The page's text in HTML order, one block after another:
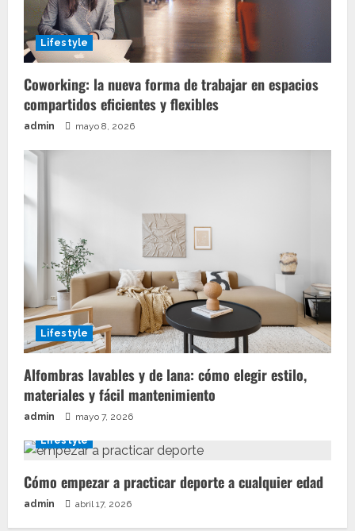
Lifestyle
Coworking: la nueva forma de trabajar en espacios
compartidos eficientes y flexibles
admin mayo 8, 2026
Lifestyle
Alfombras lavables y de lana: cómo elegir estilo,
materiales y fácil mantenimiento
admin mayo 7, 2026
Lifestyle
Cómo empezar a practicar deporte a cualquier edad
admin abril 17, 2026